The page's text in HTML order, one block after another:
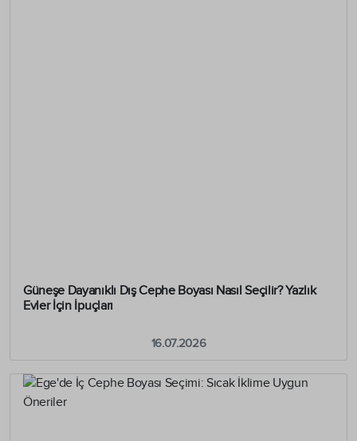
Güneşe Dayanıklı Dış Cephe Boyası Nasıl Seçilir? Yazlık
Evler İçin İpuçları
16.07.2026